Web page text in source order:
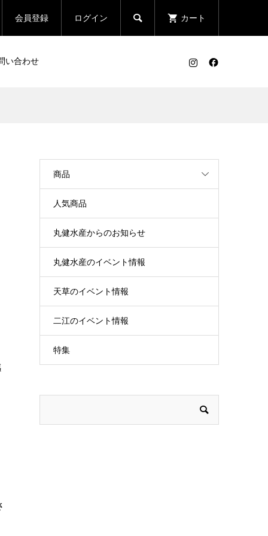
会員登録 ログイン  カート
い合わせ
商品
人気商品
丸健水産からのお知らせ
丸健水産のイベント情報
天草のイベント情報
二江のイベント情報
特集